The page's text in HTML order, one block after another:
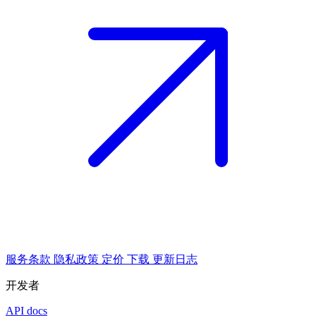
服务条款 隐私政策 定价 下载 更新日志
开发者
API docs